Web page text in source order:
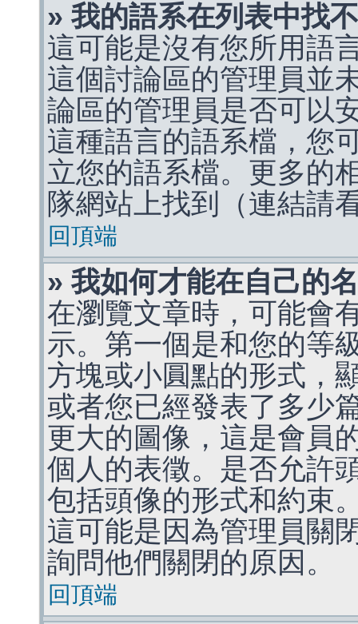
» 我的語系在列表中找
這可能是沒有您所用語
這個討論區的管理員並
論區的管理員是否可以
這種語言的語系檔，您
立您的語系檔。更多的
隊網站上找到（連結請
回頂端
» 我如何才能在自己的
在瀏覽文章時，可能會
示。第一個是和您的等
方塊或小圓點的形式，
或者您已經發表了多少
更大的圖像，這是會員
個人的表徵。是否允許
包括頭像的形式和約束
這可能是因為管理員關
詢問他們關閉的原因。
回頂端